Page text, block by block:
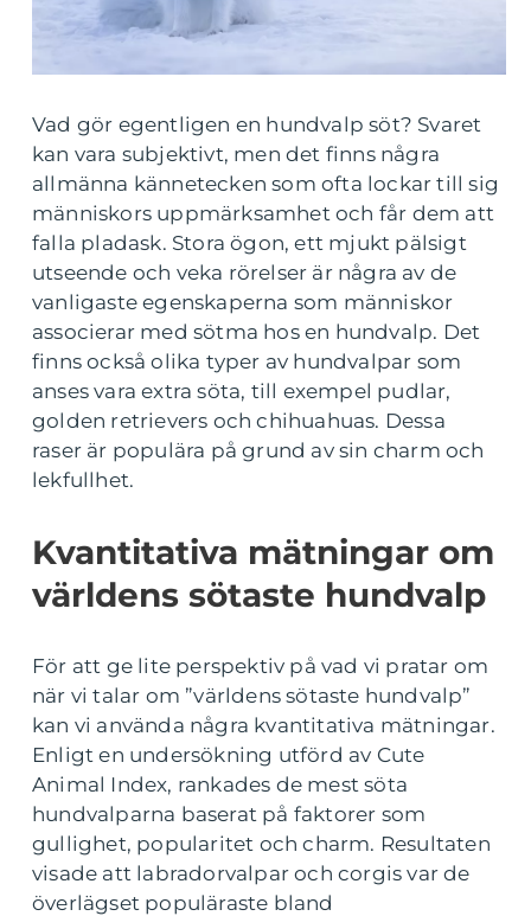
Vad gör egentligen en hundvalp söt? Svaret
kan vara subjektivt, men det finns några
allmänna kännetecken som ofta lockar till sig
människors uppmärksamhet och får dem att
falla pladask. Stora ögon, ett mjukt pälsigt
utseende och veka rörelser är några av de
vanligaste egenskaperna som människor
associerar med sötma hos en hundvalp. Det
finns också olika typer av hundvalpar som
anses vara extra söta, till exempel pudlar,
golden retrievers och chihuahuas. Dessa
raser är populära på grund av sin charm och
lekfullhet.
Kvantitativa mätningar om
världens sötaste hundvalp
För att ge lite perspektiv på vad vi pratar om
när vi talar om ”världens sötaste hundvalp”
kan vi använda några kvantitativa mätningar.
Enligt en undersökning utförd av Cute
Animal Index, rankades de mest söta
hundvalparna baserat på faktorer som
gullighet, popularitet och charm. Resultaten
visade att labradorvalpar och corgis var de
överlägset populäraste bland